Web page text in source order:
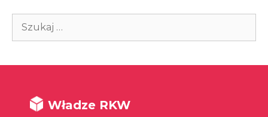
Szukaj:
Władze RKW